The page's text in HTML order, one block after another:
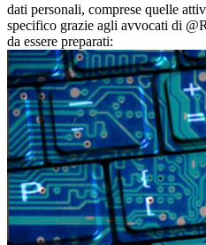
dati personali, comprese quelle
specifico grazie agli avvocati di
da essere preparati: